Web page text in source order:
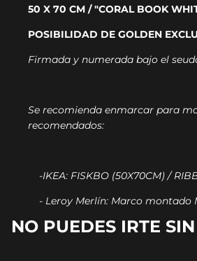
50 X 70 CM / "CORAL BOOK
POSIBILIDAD DE GOLDEN
Firmada y numerada bajo el
Se recomienda enmarcar para
recomendados:
-IKEA: FISKBO (50X70CM) /
- Leroy Merlín: Marco montado
NO PUEDES IRTE